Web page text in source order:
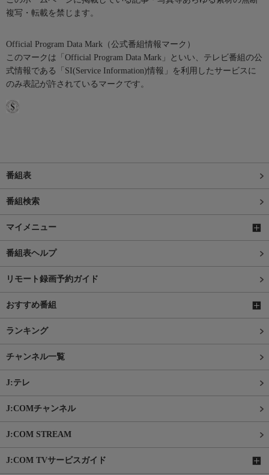
複写・転載を禁じます。
Official Program Data Mark（公式番組情報マーク）
このマークは「Official Program Data Mark」といい、テレビ番組の公
式情報である「SI(Service Information)情報」を利用したサービスに
のみ表記が許されているマークです。
番組表
番組検索
マイメニュー
番組表ヘルプ
リモート録画予約ガイド
おすすめ番組
ランキング
チャンネル一覧
J:テレ
J:COMチャンネル
J:COM STREAM
J:COM TVサービスガイド